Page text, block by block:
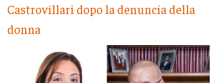
Castrovillari dopo la denuncia della
donna